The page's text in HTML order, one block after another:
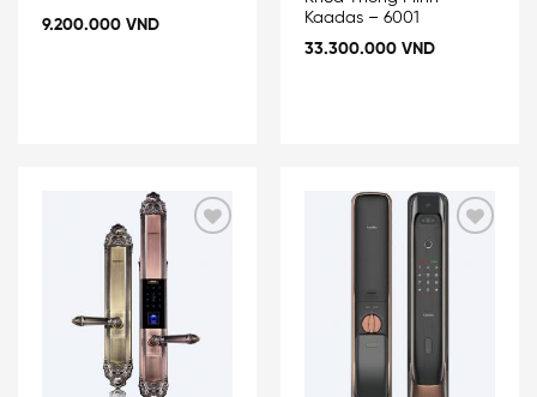
9.200.000 VND
Kaadas – 6001
33.300.000 VND